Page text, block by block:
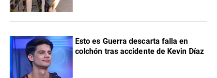
Esto es Guerra descarta falla en
colchón tras accidente de Kevin Díaz